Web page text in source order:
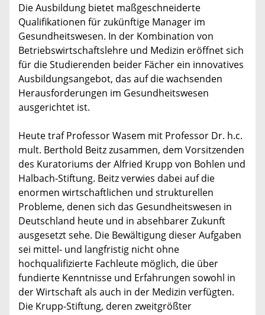
Die Ausbildung bietet maßgeschneiderte
Qualifikationen für zukünftige Manager im
Gesundheitswesen. In der Kombination von
Betriebswirtschaftslehre und Medizin eröffnet sich
für die Studierenden beider Fächer ein innovatives
Ausbildungsangebot, das auf die wachsenden
Herausforderungen im Gesundheitswesen
ausgerichtet ist.
Heute traf Professor Wasem mit Professor Dr. h.c.
mult. Berthold Beitz zusammen, dem Vorsitzenden
des Kuratoriums der Alfried Krupp von Bohlen und
Halbach-Stiftung. Beitz verwies dabei auf die
enormen wirtschaftlichen und strukturellen
Probleme, denen sich das Gesundheitswesen in
Deutschland heute und in absehbarer Zukunft
ausgesetzt sehe. Die Bewältigung dieser Aufgaben
sei mittel- und langfristig nicht ohne
hochqualifizierte Fachleute möglich, die über
fundierte Kenntnisse und Erfahrungen sowohl in
der Wirtschaft als auch in der Medizin verfügten.
Die Krupp-Stiftung, deren zweitgrößter